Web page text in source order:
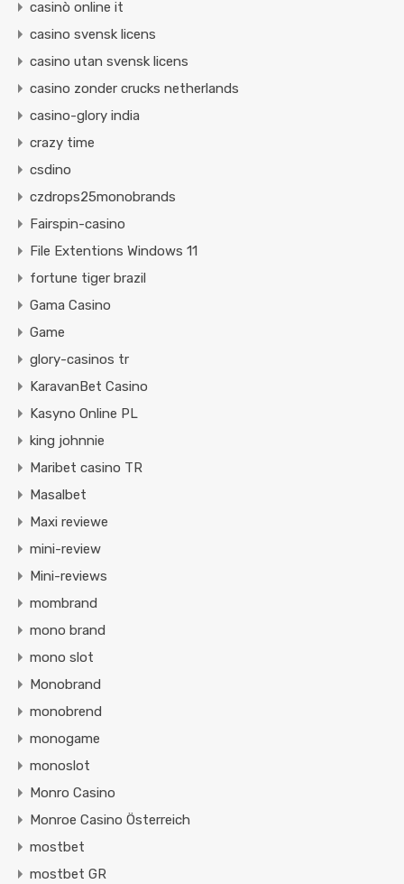
casinò online it
casino svensk licens
casino utan svensk licens
casino zonder crucks netherlands
casino-glory india
crazy time
csdino
czdrops25monobrands
Fairspin-casino
File Extentions Windows 11
fortune tiger brazil
Gama Casino
Game
glory-casinos tr
KaravanBet Casino
Kasyno Online PL
king johnnie
Maribet casino TR
Masalbet
Maxi reviewe
mini-review
Mini-reviews
mombrand
mono brand
mono slot
Monobrand
monobrend
monogame
monoslot
Monro Casino
Monroe Casino Österreich
mostbet
mostbet GR